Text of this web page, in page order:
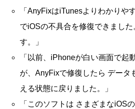
「AnyFixはiTunesよりわかりや
でiOSの不具合を修復できました
す。」
「以前、iPhoneが白い画面で起
が、AnyFixで修復したら データ
える状態に戻りました。」
「このソフトは さまざまなiOS